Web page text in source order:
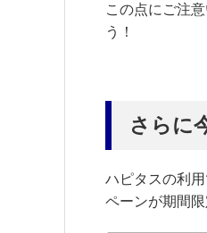
この点にご注
う！
さらに
ハピタスの利
ペーンが期間